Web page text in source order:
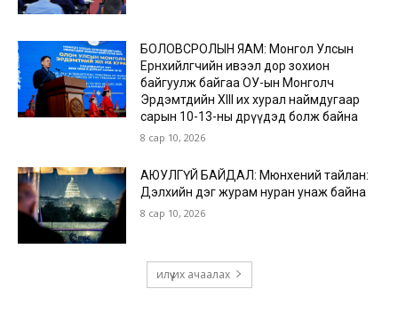
БОЛОВСРОЛЫН ЯАМ: Монгол Улсын
Ерөнхийлөгчийн ивээл дор зохион
байгуулж байгаа ОУ-ын Монголч
Эрдэмтдийн XIII их хурал наймдугаар
сарын 10-13-ны өдрүүдэд болж байна
8 сар 10, 2026
АЮУЛГҮЙ БАЙДАЛ: Мюнхений тайлан:
Дэлхийн дэг журам нуран унаж байна
8 сар 10, 2026
илүү их ачаалах